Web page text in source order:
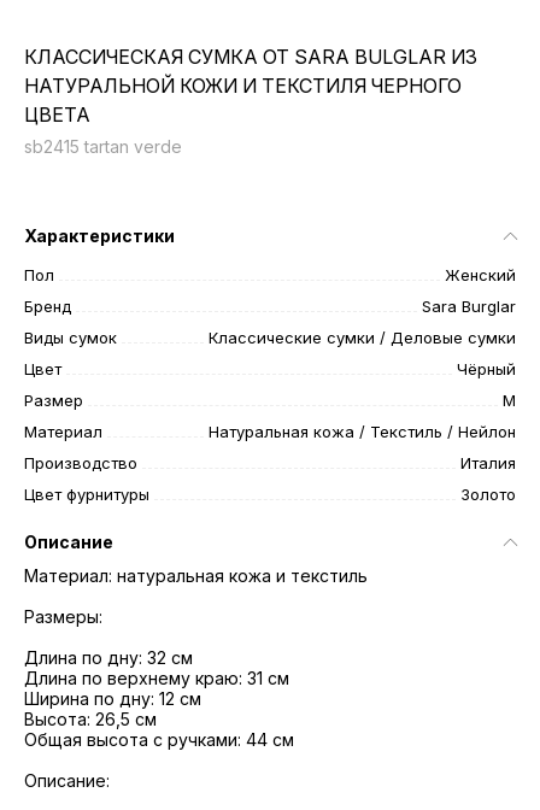
КЛАССИЧЕСКАЯ СУМКА ОТ SARA BULGLAR ИЗ
НАТУРАЛЬНОЙ КОЖИ И ТЕКСТИЛЯ ЧЕРНОГО
ЦВЕТА
sb2415 tartan verde
Характеристики
Пол
Женский
Бренд
Sara Burglar
Виды сумок
Классические сумки / Деловые сумки
Цвет
Чёрный
Размер
M
Материал
Натуральная кожа / Текстиль / Нейлон
Производство
Италия
Цвет фурнитуры
Золото
Описание
Материал: натуральная кожа и текстиль
Размеры:
Длина по дну: 32 см
Длина по верхнему краю: 31 см
Ширина по дну: 12 см
Высота: 26,5 см
Общая высота с ручками: 44 см
Описание: